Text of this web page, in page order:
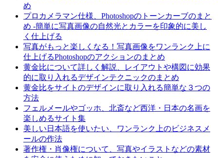
め
プロカメラマン仕様、Photoshopのトーンカーブのまと
め -簡単に写真画像の自然光とカラーを印象的に美し
く仕上げる
写真がもっと楽しくなる！写真画像をワンランク上に
仕上げるPhotoshopのアクションのまとめ
黄金比について詳しく解説、レイアウトや構図に効果
的に取り入れるデザインテクニックのまとめ
黄金比をサイトのデザインに取り入れる簡単な３つの
方法
フェルメールやゴッホ、北斎など西洋・日本の名画を
楽しめるサイト集
美しい日本語を使いたい、ワンランク上のビジネスメ
ールの作法
著作権・肖像権について、写真やイラストなどの素材